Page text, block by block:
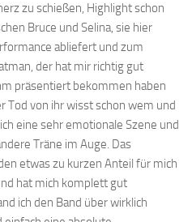
zu schießen, Highlight schon
Bruce und Selina, sie hier
abliefert und zum
der hat mir richtig gut
präsentiert bekommen haben
Tod von ihr wisst schon wem und
eine sehr emotionale Szene und
Träne im Auge. Das
etwas zu kurzen Anteil für mich
hat mich komplett gut
ich den Band über wirklich